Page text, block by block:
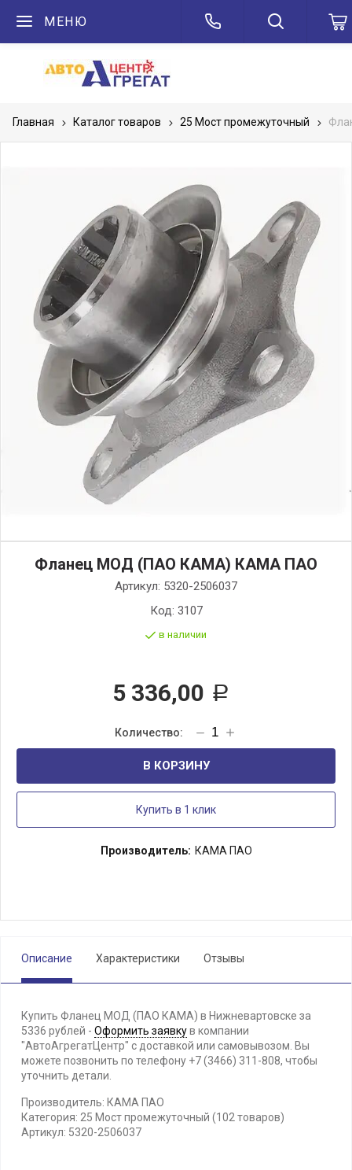
МЕНЮ
Главная Каталог товаров 25 Мост промежуточный
Фланец МОД (ПАО КАМА) КАМА ПАО
Артикул: 5320-2506037
Код: 3107
в наличии
5 336,00 Р
В КОРЗИНУ
Купить в 1 клик
Производитель: КАМА ПАО
Описание Характеристики Отзывы
Купить Фланец МОД (ПАО КАМА) в Нижневартовске за
5336 рублей - Оформить заявкув компании
"АвтоАгрегатЦентр" с доставкой или самовывозом. Вы
можете позвонить по телефону +7 (3466) 311-808, чтобы
уточнить детали.
Производитель: КАМА ПАО
Категория: 25 Мост промежуточный (102 товаров)
Артикул: 5320-2506037